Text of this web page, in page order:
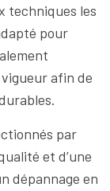
techniques les
pour
afin de
par
et d’une
dépannage en